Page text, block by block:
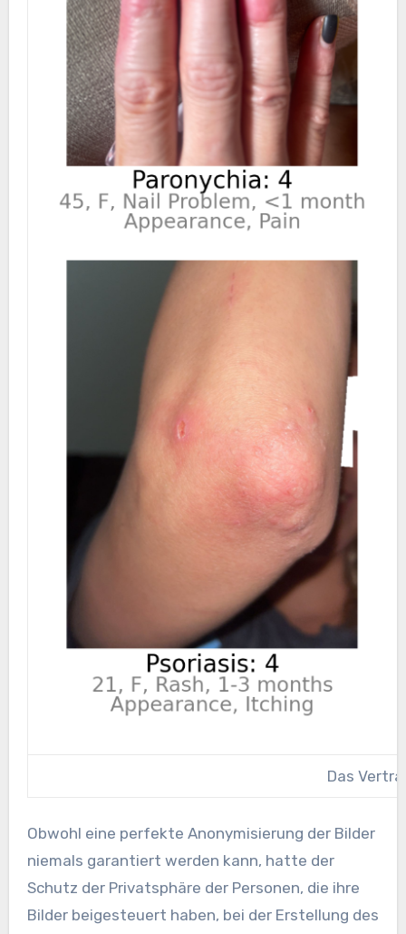
Das
Obwohl eine perfekte Anonymisierung der Bilder
niemals garantiert werden kann, hatte der
Schutz der Privatsphäre der Personen, die ihre
Bilder beigesteuert haben, bei der Erstellung des